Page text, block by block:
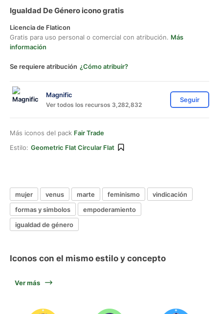
Igualdad De Género icono gratis
Licencia de Flaticon
Gratis para uso personal o comercial con atribución. Más
información
Se requiere atribución ¿Cómo atribuir?
Magnific
Ver todos los recursos 3,282,832
Seguir
Más iconos del pack Fair Trade
Estilo: Geometric Flat Circular Flat
mujer venus marte feminismo
vindicación
formas y simbolos
empoderamiento
igualdad de género
Iconos con el mismo estilo y concepto
Ver más